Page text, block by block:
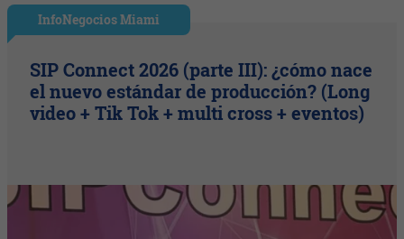
InfoNegocios Miami
SIP Connect 2026 (parte III): ¿cómo nace
el nuevo estándar de producción? (Long
video + Tik Tok + multi cross + eventos)